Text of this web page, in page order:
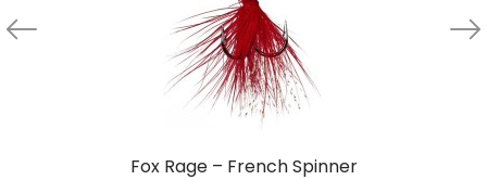
Fox Rage – French Spinner